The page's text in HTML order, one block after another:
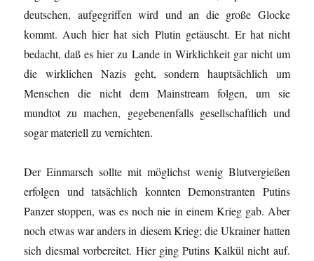
deutschen, aufgegriffen wird und an die große Glocke
kommt. Auch hier hat sich Plutin getäuscht. Er hat nicht
bedacht, daß es hier zu Lande in Wirklichkeit gar nicht um
die wirklichen Nazis geht, sondern hauptsächlich um
Menschen die nicht dem Mainstream folgen, um sie
mundtot zu machen, gegebenenfalls gesellschaftlich und
sogar materiell zu vernichten.
Der Einmarsch sollte mit möglichst wenig Blutvergießen
erfolgen und tatsächlich konnten Demonstranten Putins
Panzer stoppen, was es noch nie in einem Krieg gab. Aber
noch etwas war anders in diesem Krieg; die Ukrainer hatten
sich diesmal vorbereitet. Hier ging Putins Kalkül nicht auf.